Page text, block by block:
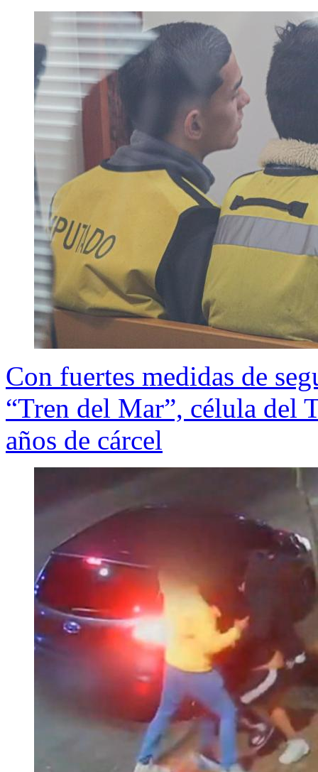
Con fuertes medidas de
“Tren del Mar”, célula del
años de cárcel